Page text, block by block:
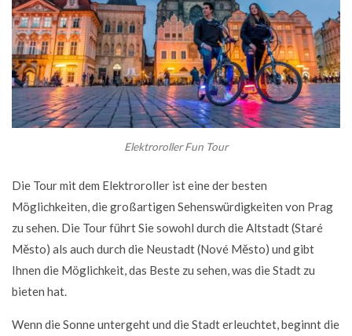
Elektroroller Fun Tour
Die Tour mit dem Elektroroller ist eine der besten
Möglichkeiten, die großartigen Sehenswürdigkeiten von Prag
zu sehen. Die Tour führt Sie sowohl durch die Altstadt (Staré
Město) als auch durch die Neustadt (Nové Město) und gibt
Ihnen die Möglichkeit, das Beste zu sehen, was die Stadt zu
bieten hat.
Wenn die Sonne untergeht und die Stadt erleuchtet, beginnt die